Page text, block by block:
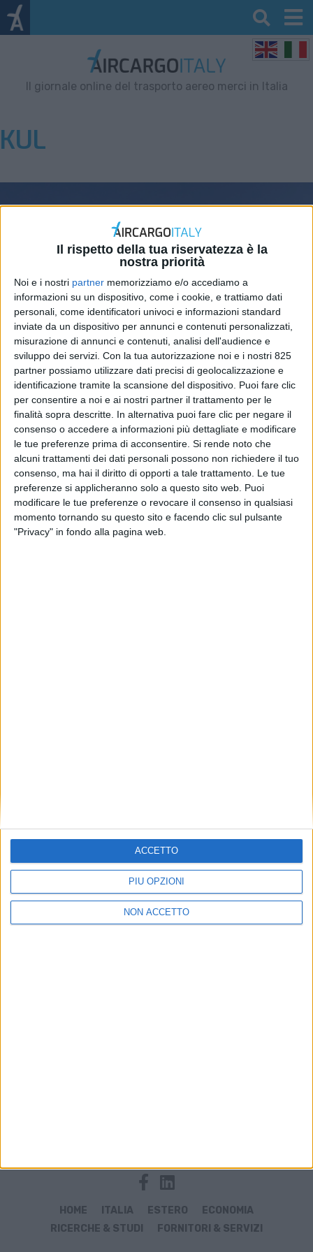
Il rispetto della tua riservatezza è la
nostra priorità
Noi e i nostri partner memorizziamo e/o accediamo a
informazioni su un dispositivo, come i cookie, e trattiamo dati
personali, come identificatori univoci e informazioni standard
inviate da un dispositivo per annunci e contenuti personalizzati,
misurazione di annunci e contenuti, analisi dell'audience e
sviluppo dei servizi. Con la tua autorizzazione noi e i nostri 825
partner possiamo utilizzare dati precisi di geolocalizzazione e
identificazione tramite la scansione del dispositivo. Puoi fare clic
per consentire a noi e ai nostri partner il trattamento per le
finalità sopra descritte. In alternativa puoi fare clic per negare il
consenso o accedere a informazioni più dettagliate e modificare
le tue preferenze prima di acconsentire. Si rende noto che
alcuni trattamenti dei dati personali possono non richiedere il tuo
consenso, ma hai il diritto di opporti a tale trattamento. Le tue
preferenze si applicheranno solo a questo sito web. Puoi
modificare le tue preferenze o revocare il consenso in qualsiasi
momento tornando su questo sito e facendo clic sul pulsante
"Privacy" in fondo alla pagina web.
PIÙ OPZIONI
NON ACCETTO
ACCETTO
Il giornale online del trasporto aereo merci in Italia
KUL
Geodis FF Italia ha affidato a
Cargolux un carico da 100
tonnellate
ITALIA 28 GIUGNO 2019
HOME ITALIA ESTERO
ECONOMIA
RICERCHE & STUDI
FORNITORI & SERVIZI